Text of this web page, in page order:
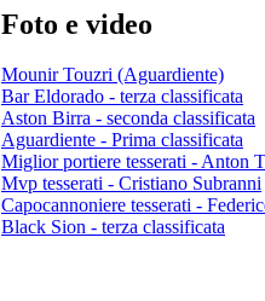
Foto e video
Mounir Touzri (Aguardiente)
Bar Eldorado - terza classificata
Aston Birra - seconda classificata
Aguardiente - Prima classificata
Miglior portiere tesserati - Anton
Mvp tesserati - Cristiano Subranni
Capocannoniere tesserati -
Black Sion - terza classificata